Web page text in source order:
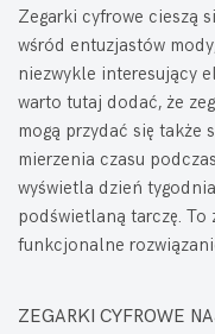
Zegarki cyfrowe cieszą
wśród entuzjastów
niezwykle interesujący
warto tutaj dodać, że
mogą przydać się także
mierzenia czasu
wyświetla dzień
podświetlaną tarczę.
funkcjonalne
ZEGARKI CYFROWE